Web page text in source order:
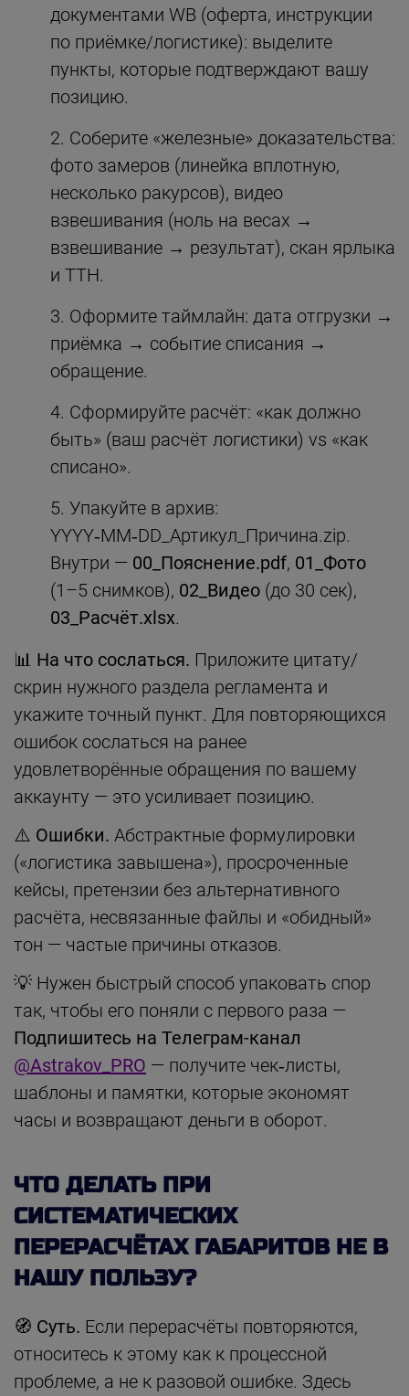
документами WB (оферта, инструкции
по приёмке/логистике): выделите
пункты, которые подтверждают вашу
позицию.
Соберите «железные» доказательства:
фото замеров (линейка вплотную,
несколько ракурсов), видео
взвешивания (ноль на весах →
взвешивание → результат), скан ярлыка
и ТТН.
Оформите таймлайн: дата отгрузки →
приёмка → событие списания →
обращение.
Сформируйте расчёт: «как должно
быть» (ваш расчёт логистики) vs «как
списано».
Упакуйте в архив:
YYYY‑MM‑DD_Артикул_Причина.zip.
Внутри — 00_Пояснение.pdf, 01_Фото
(1–5 снимков), 02_Видео (до 30 сек),
03_Расчёт.xlsx.
📊 На что сослаться. Приложите цитату/
скрин нужного раздела регламента и
укажите точный пункт. Для повторяющихся
ошибок сослаться на ранее
удовлетворённые обращения по вашему
аккаунту — это усиливает позицию.
⚠️ Ошибки. Абстрактные формулировки
(«логистика завышена»), просроченные
кейсы, претензии без альтернативного
расчёта, несвязанные файлы и «обидный»
тон — частые причины отказов.
💡 Нужен быстрый способ упаковать спор
так, чтобы его поняли с первого раза —
Подпишитесь на Телеграм-канал
@Astrakov_PRO — получите чек‑листы,
шаблоны и памятки, которые экономят
часы и возвращают деньги в оборот.
ЧТО ДЕЛАТЬ ПРИ
СИСТЕМАТИЧЕСКИХ
ПЕРЕРАСЧЁТАХ ГАБАРИТОВ НЕ В
НАШУ ПОЛЬЗУ?
🧭 Суть. Если перерасчёты повторяются,
относитесь к этому как к процессной
проблеме, а не к разовой ошибке. Здесь